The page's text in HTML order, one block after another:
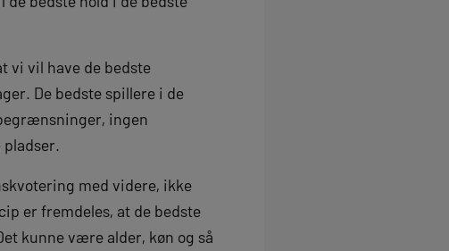
vi vil have de bedste
De bedste spillere i de
ingen
med videre, ikke
er fremdeles, at de bedste
kunne være alder, køn og så